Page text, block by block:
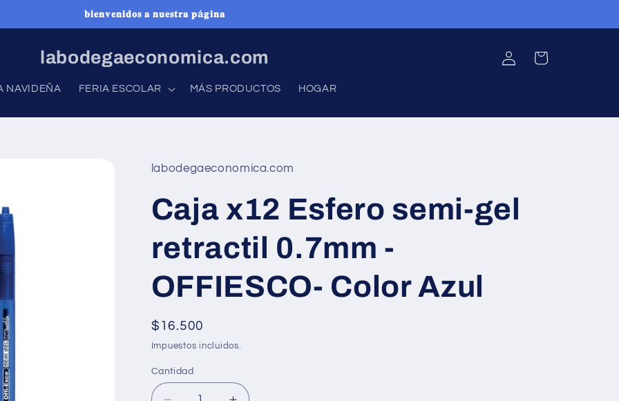
𝐛𝐢𝐞𝐧𝐯𝐞𝐧𝐢𝐝𝐨𝐬 𝐚 𝐧𝐮𝐞𝐬𝐭𝐫𝐚 𝐩á𝐠𝐢𝐧𝐚
labodegaeconomica.com
NAVIDEÑA FERIA ESCOLAR MÁS PRODUCTOS HOGAR
Iniciar
sesión
Carrito
labodegaeconomica.com
Caja x12 Esfero semi-gel
retractil 0.7mm -
OFFIESCO- Color Azul
Precio
habitual
$16.500
Impuestos incluidos.
Cantidad
Cantidad